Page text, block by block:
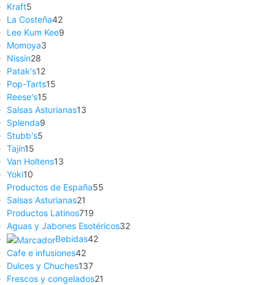
Kraft5
La Costeña42
Lee Kum Kee9
Momoya3
Nissin28
Patak's12
Pop-Tarts15
Reese's15
Salsas Asturianas13
Splenda9
Stubb's5
Tajín15
Van Holtens13
Yoki10
Productos de España55
Salsas Asturianas21
Productos Latinos719
Aguas y Jabones Esotéricos32
Bebidas42
Cafe e infusiones42
Dulces y Chuches137
Frescos y congelados21